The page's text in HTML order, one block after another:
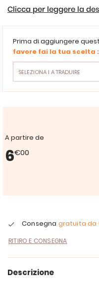
Clicca per leggere la
Prima di aggiungere
favore fai la tua scelta :
A partire de
6€00
Consegna gratuita da
RITIRO E CONSEGNA
Descrizione